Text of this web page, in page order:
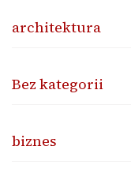
architektura
Bez kategorii
biznes